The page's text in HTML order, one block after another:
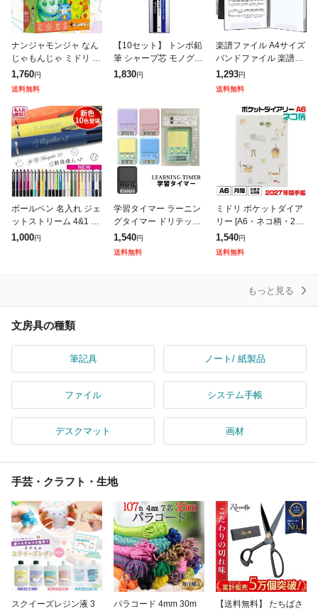
ナンジャモンジャ なん
じゃもんじゃ ミドリ カ
ードゲーム 2〜6人 4
才〜 アナログゲーム テ
ーム 送料無
1,760円
送料無料
【10セット】 トンボ鉛
筆 シャープ芯 モノグラ
フ 0.5 B モノカラー To
1,830円
楽譜ファイル A4サイズ
バンドファイル 楽譜入
れ 楽譜ホルダー 無地
黒 2面40ページ 直接書
き 吹奏
1,293円
送料無料
ボールペン 名入れ ジェ
ットストリーム 4&1 名
前入り 0.5mm 0.7mm
1,000円
学習タイマー ラーニン
グタイマー ドリテック
タイマー式学習法 小学
生 中学生 社会人 試験
1,540円
送料無料
ミドリ ポケットダイア
リー [A6・ネコ柄・224
43006] 2027年度版 令
和09年 手帳 スケジュー
1,540円
送料無料
もっと見る
文房具の種類
筆記具 ノート/ 紙製品
ファイル システム手帳
デスクマット 画材
手芸・クラフト・生地
スクイーズレジン液 3
パラコード 4mm 30m
【送料無料】 たちばさ